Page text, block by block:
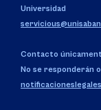
Universidad
Contacto
No se responderán